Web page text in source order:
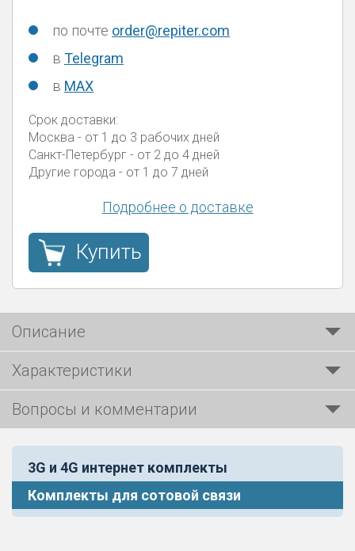
по почте order@repiter.com
в Telegram
в MAX
Срок доставки:
Москва - от 1 до 3 рабочих дней
Санкт-Петербург - от 2 до 4 дней
Другие города - от 1 до 7 дней
Подробнее о доставке
Купить
Описание
Характеристики
Вопросы и комментарии
3G и 4G интернет комплекты
Комплекты для сотовой связи